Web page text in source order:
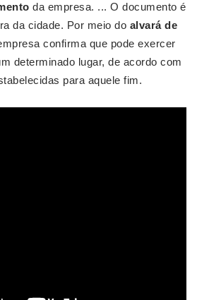
da empresa. ... O documento é
da cidade. Por meio do alvará de
confirma que pode exercer
determinado lugar, de acordo com
para aquele fim.